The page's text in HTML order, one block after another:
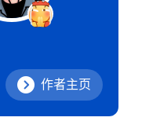
作者主页